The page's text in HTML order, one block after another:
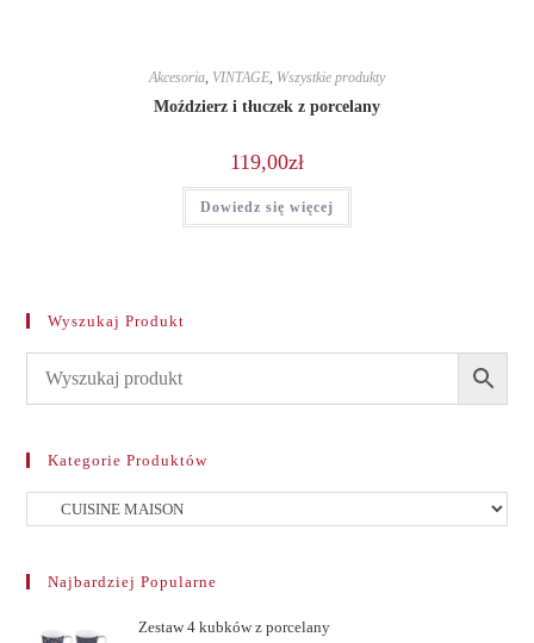
Akcesoria VINTAGE Wszystkie produkty
Moździerz i tłuczek z porcelany
119,00zł
Dowiedz się więcej
Wyszukaj Produkt
Kategorie Produktów
Najbardziej Popularne
Zestaw 4 kubków z porcelany